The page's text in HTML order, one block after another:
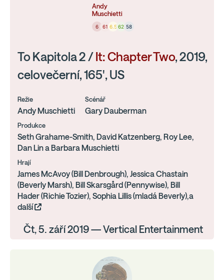
Andy
Muschietti
6 61 6.5 62 58
To Kapitola 2 / It: Chapter Two, 2019,
celovečerní, 165', US
Režie
Andy Muschietti
Scénář
Gary Dauberman
Produkce
Seth Grahame-Smith, David Katzenberg, Roy Lee,
Dan Lin a Barbara Muschietti
Hrají
James McAvoy (Bill Denbrough), Jessica Chastain
(Beverly Marsh), Bill Skarsgård (Pennywise), Bill
Hader (Richie Tozier), Sophia Lillis (mladá Beverly),a
další
Čt, 5. září 2019 — Vertical Entertainment